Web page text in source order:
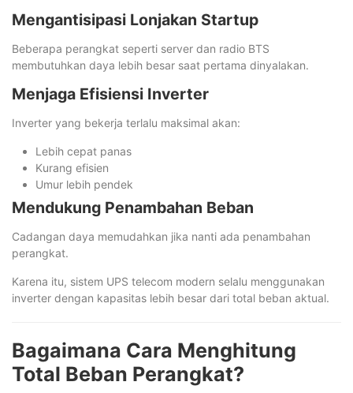
Mengantisipasi Lonjakan Startup
Beberapa perangkat seperti server dan radio BTS
membutuhkan daya lebih besar saat pertama dinyalakan.
Menjaga Efisiensi Inverter
Inverter yang bekerja terlalu maksimal akan:
Lebih cepat panas
Kurang efisien
Umur lebih pendek
Mendukung Penambahan Beban
Cadangan daya memudahkan jika nanti ada penambahan
perangkat.
Karena itu, sistem UPS telecom modern selalu menggunakan
inverter dengan kapasitas lebih besar dari total beban aktual.
Bagaimana Cara Menghitung
Total Beban Perangkat?